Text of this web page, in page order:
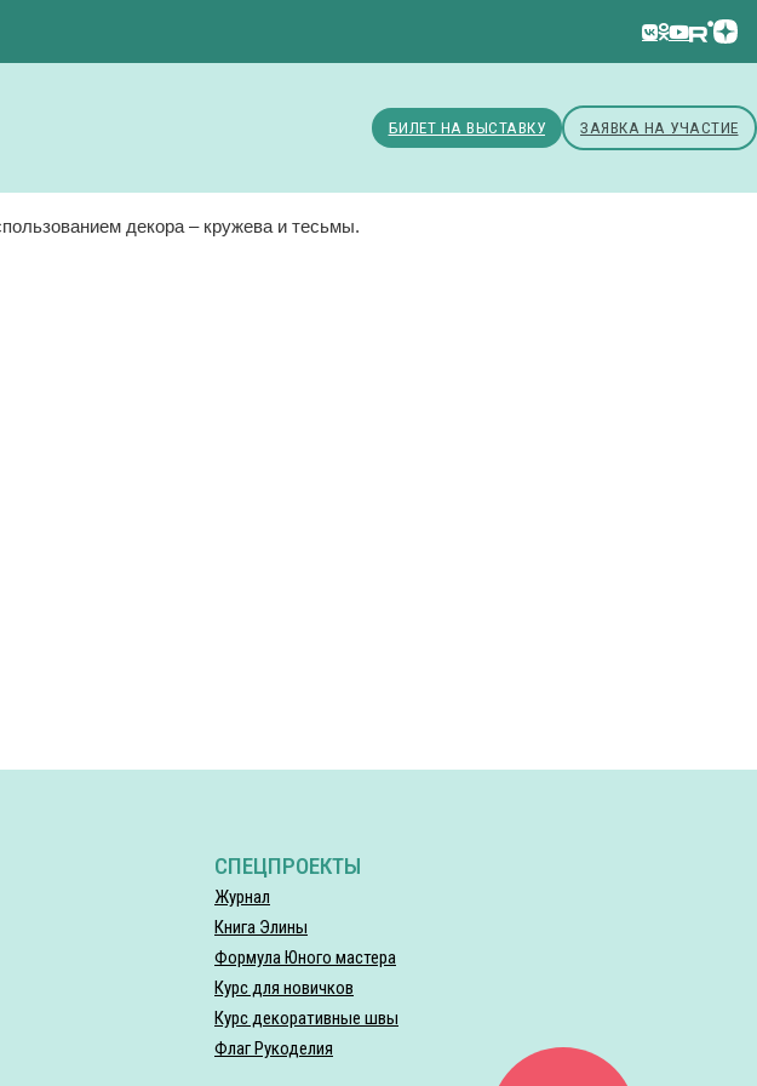
БИЛЕТ НА ВЫСТАВКУ ЗАЯВКА НА УЧАСТИЕ
декора – кружева и тесьмы.
СПЕЦПРОЕКТЫ
Журнал
Книга Элины
Формула Юного мастера
Курс для новичков
Курс декоративные швы
Флаг Рукоделия